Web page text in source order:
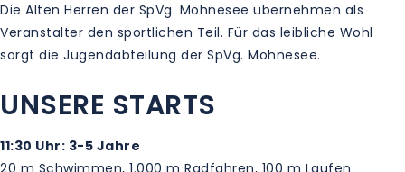
Die Alten Herren der SpVg. Möhnesee übernehmen als
Veranstalter den sportlichen Teil. Für das leibliche Wohl
sorgt die Jugendabteilung der SpVg. Möhnesee.
UNSERE STARTS
11:30 Uhr: 3-5 Jahre
20 m Schwimmen, 1.000 m Radfahren, 100 m Laufen